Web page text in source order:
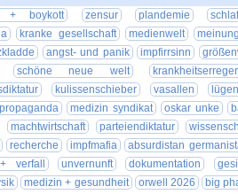
+ boykott zensur plandemie
kranke gesellschaft medienwelt
angst- und panik impfirrsinn
schöne neue welt
krankheitserreger
kulissenschieber vasallen
propaganda medizin syndikat oskar unke
machtwirtschaft parteiendiktatur
recherche impfmafia
absurdistan
verfall
unvernunft dokumentation
medizin + gesundheit orwell 2026
big